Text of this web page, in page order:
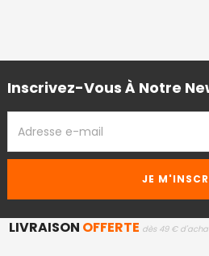
Inscrivez-Vous À Notre
EMAIL
LIVRAISON OFFERTE dès 49 €